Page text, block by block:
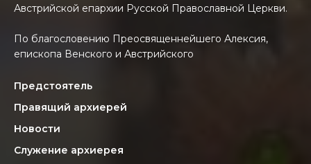
Австрийской епархии Русской Православной Церкви.
По благословению Преосвященнейшего Алексия,
епископа Венского и Австрийского
Предстоятель
Правящий архиерей
Новости
Служение архиерея